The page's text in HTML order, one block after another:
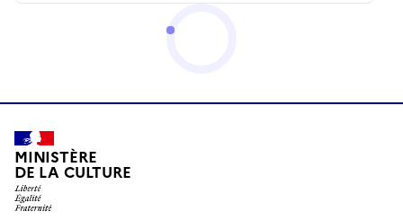
MINISTÈRE
DE LA CULTURE